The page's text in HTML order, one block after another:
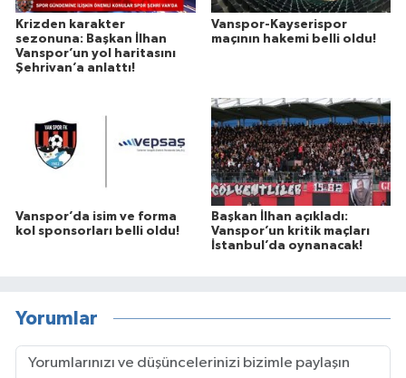
Krizden karakter
sezonuna: Başkan İlhan
Vanspor’un yol haritasını
Şehrivan’a anlattı!
Vanspor-Kayserispor
maçının hakemi belli oldu!
Vanspor’da isim ve forma
kol sponsorları belli oldu!
Başkan İlhan açıkladı:
Vanspor’un kritik maçları
İstanbul’da oynanacak!
Yorumlar